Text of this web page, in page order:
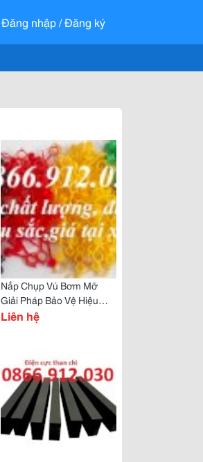
Đăng nhập / Đăng ký
Nắp Chụp Vú Bơm Mỡ
Giải Pháp Bảo Vệ Hiệu
Quả Cho Thiết Bị
Liên hệ